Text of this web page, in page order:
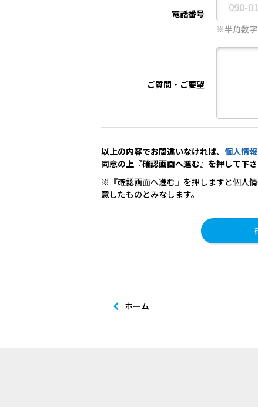
電話番号
※半角数字
ご質問・ご要望
以上の内容でお間違いなければ、 個人情
同意の上『確認画面へ進む』を押して下さ
※『確認画面へ進む』を押しますと個人
意したものとみなします。
ホーム